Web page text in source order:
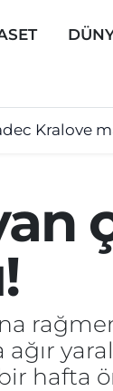
Kralove
hafta